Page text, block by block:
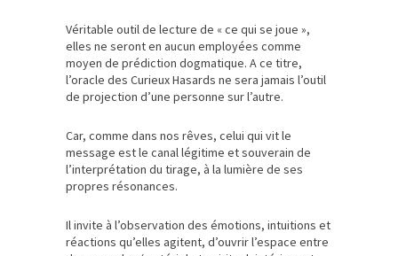
Véritable outil de lecture de « ce qui se joue »,
elles ne seront en aucun employées comme
moyen de prédiction dogmatique. A ce titre,
l’oracle des Curieux Hasards ne sera jamais l’outil
de projection d’une personne sur l’autre.
Car, comme dans nos rêves, celui qui vit le
message est le canal légitime et souverain de
l’interprétation du tirage, à la lumière de ses
propres résonances.
Il invite à l’observation des émotions, intuitions et
réactions qu’elles agitent, d’ouvrir l’espace entre